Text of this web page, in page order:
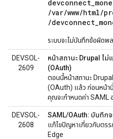
/var/www/html/
/
ระบบจะไม่บันทึกข้อผิดพ
DEVSOL-
2609
หน้าสถานะ Drupal ไม่
(OAuth)
ตอนนี้หน้าสถานะ
(OAuth) แล้ว ก่อนหน้า
คุณจะกำหนดค่า SAML
DEVSOL-
2608
SAML/OAuth: บันทึก
แก้ไขปัญหาเกี่ยวกับตรร
Edge